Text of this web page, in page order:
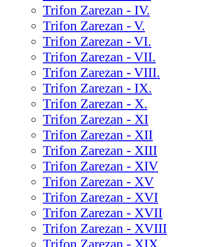
Trifon Zarezan - IV.
Trifon Zarezan - V.
Trifon Zarezan - VI.
Trifon Zarezan - VII.
Trifon Zarezan - VIII.
Trifon Zarezan - IX.
Trifon Zarezan - X.
Trifon Zarezan - XI
Trifon Zarezan - XII
Trifon Zarezan - XIII
Trifon Zarezan - XIV
Trifon Zarezan - XV
Trifon Zarezan - XVI
Trifon Zarezan - XVII
Trifon Zarezan - XVIII